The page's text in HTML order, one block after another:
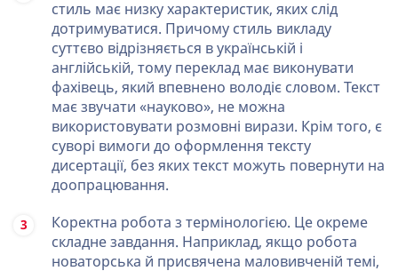
стиль має низку характеристик, яких слід
дотримуватися. Причому стиль викладу
суттєво відрізняється в українській і
англійській, тому переклад має виконувати
фахівець, який впевнено володіє словом. Текст
має звучати «науково», не можна
використовувати розмовні вирази. Крім того, є
суворі вимоги до оформлення тексту
дисертації, без яких текст можуть повернути на
доопрацювання.
Коректна робота з термінологією. Це окреме
складне завдання. Наприклад, якщо робота
новаторська й присвячена маловивченій темі,